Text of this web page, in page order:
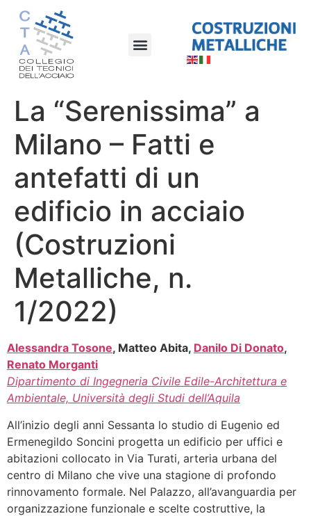
La “Serenissima” a
Milano – Fatti e
antefatti di un
edificio in acciaio
(Costruzioni
Metalliche, n.
1/2022)
Alessandra Tosone, Matteo Abita, Danilo Di Donato,
Renato Morganti
Dipartimento di Ingegneria Civile Edile-Architettura e
Ambientale, Università degli Studi dell’Aquila
All’inizio degli anni Sessanta lo studio di Eugenio ed
Ermenegildo Soncini progetta un edificio per uffici e
abitazioni collocato in Via Turati, arteria urbana del
centro di Milano che vive una stagione di profondo
rinnovamento formale. Nel Palazzo, all’avanguardia per
organizzazione funzionale e scelte costruttive, la